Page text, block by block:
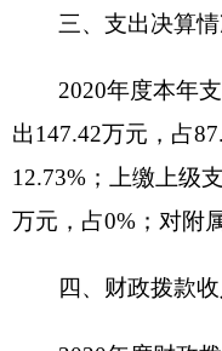
2020年度一般公共
2080505机关事业
2081601行政运行